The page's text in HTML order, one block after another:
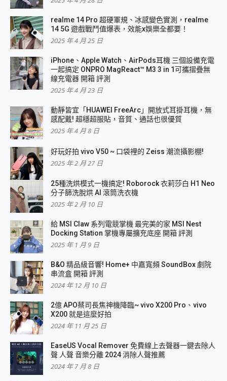
realme 14 Pro 超硬軍規、冰感變色實測，realme
14 5G 遊戲戰鬥值爆表，效能x娛樂全都要！
2025 年 4 月 25 日
iPhone、Apple Watch、AirPods耳機 三個設備充電
一起搞定 ONPRO MagReact™ M3 3 in 1可攜摺疊無
線充電器 開箱 評測
2025 年 4 月 23 日
動靜皆宜「HUAWEI FreeArc」開放式耳掛耳機，無
感配戴! 超穩超服貼，音質、通話也很優質
2025 年 4 月 8 日
好玩好拍 vivo V50 ~ 口袋裡的 Zeiss 潮流攝影棚!
2025 年 2 月 27 日
25種洗烘模式一機搞定! Roborock 衣莉莎白 H1 Neo
分子篩洗脫烘 AI 滾筒洗衣機
2025 年 2 月 10 日
給 MSI Claw 系列電競掌機 最完美的家 MSI Nest
Docking Station 掌機專屬擴充底座 開箱 評測
2025 年 1 月 9 日
B&O 精品級音響! Home+ 中嘉寬頻 SoundBox 劇院
串流盒 開箱 評測
2024 年 12 月 10 日
2億 APO蔡司長焦神機降臨~ vivo X200 Pro、vivo
X200 就是這麼好拍
2024 年 11 月 25 日
EaseUS Vocal Remover 免費線上去聲器一鍵去除人
聲 人聲 音樂分離 2024 消除人聲推薦
2024 年 7 月 8 日